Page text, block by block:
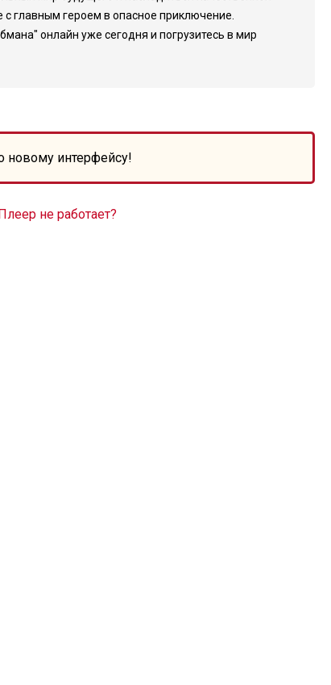
главным героем в опасное приключение.
онлайн уже сегодня и погрузитесь в мир
новому интерфейсу!
не работает?